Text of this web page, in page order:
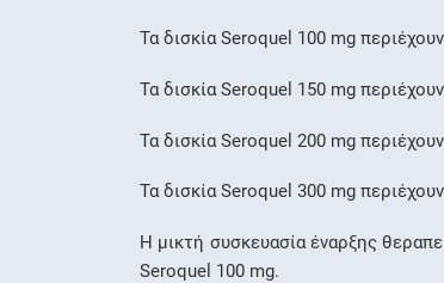
Τα δισκία Seroquel 100 mg
Τα δισκία Seroquel 150 mg
Τα δισκία Seroquel 200 mg
Τα δισκία Seroquel 300 mg
Η μικτή συσκευασία έναρξης
Seroquel 100 mg.